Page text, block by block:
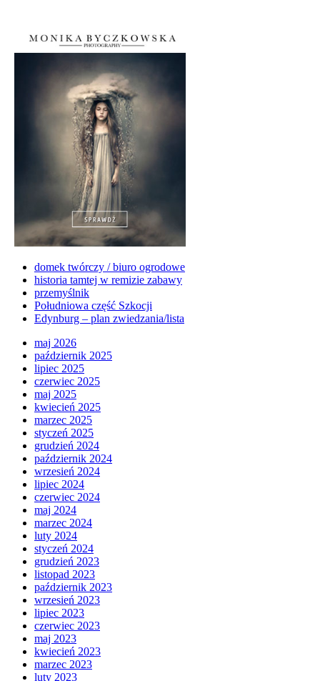
domek twórczy / biuro ogrodowe
historia tamtej w remizie zabawy
przemyślnik
Południowa część Szkocji
Edynburg – plan zwiedzania/lista
maj 2026
październik 2025
lipiec 2025
czerwiec 2025
maj 2025
kwiecień 2025
marzec 2025
styczeń 2025
grudzień 2024
październik 2024
wrzesień 2024
lipiec 2024
czerwiec 2024
maj 2024
marzec 2024
luty 2024
styczeń 2024
grudzień 2023
listopad 2023
październik 2023
wrzesień 2023
lipiec 2023
czerwiec 2023
maj 2023
kwiecień 2023
marzec 2023
luty 2023